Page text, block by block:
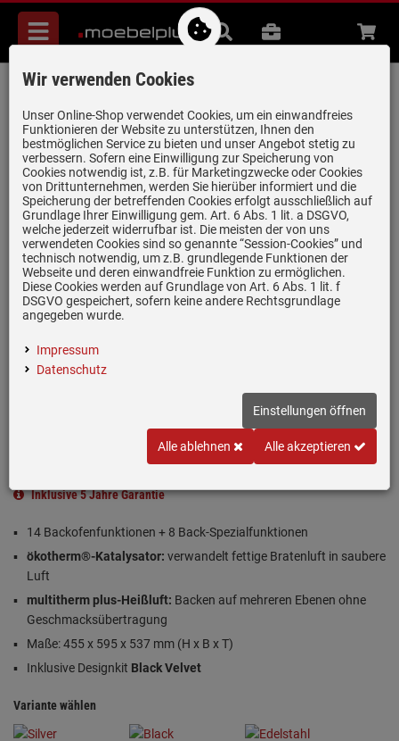
Menü
Suche
B2B Beratung
Küppersbusch CBP6550.0S5 K-Series.5
Pyrolyse Backofen Schwarz/Black Velvet
Artikel-Nummer:19962336 | Herstellernummer: CBP6550.0S5 |
EAN:4037321041395
Inklusive 5 Jahre Garantie
14 Backofenfunktionen + 8 Back-Spezialfunktionen
ökotherm®-Katalysator: verwandelt fettige Bratenluft in saubere
Luft
multitherm plus-Heißluft: Backen auf mehreren Ebenen ohne
Geschmacksübertragung
Maße: 455 x 595 x 537 mm (H x B x T)
Inklusive Designkit Black Velvet
Variante wählen
Wir verwenden Cookies
Unser Online-Shop verwendet Cookies, um ein einwandfreies
Funktionieren der Website zu unterstützen, Ihnen den
bestmöglichen Service zu bieten und unser Angebot stetig zu
verbessern. Sofern eine Einwilligung zur Speicherung von
Cookies notwendig ist, z.B. für Marketingzwecke oder Cookies
von Drittunternehmen, werden Sie hierüber informiert und die
Speicherung der betreffenden Cookies erfolgt ausschließlich auf
Grundlage Ihrer Einwilligung gem. Art. 6 Abs. 1 lit. a DSGVO,
welche jederzeit widerrufbar ist. Die meisten der von uns
verwendeten Cookies sind so genannte “Session-Cookies” und
technisch notwendig, um z.B. grundlegende Funktionen der
Webseite und deren einwandfreie Funktion zu ermöglichen.
Diese Cookies werden auf Grundlage von Art. 6 Abs. 1 lit. f
DSGVO gespeichert, sofern keine andere Rechtsgrundlage
angegeben wurde.
Impressum
Datenschutz
Einstellungen öffnen
Alle ablehnen Alle akzeptieren